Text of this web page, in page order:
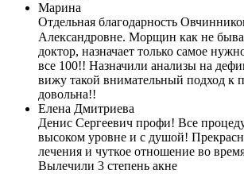
Марина
Отдельная благодарность
Александровне. Морщин как не
доктор, назначает только самое
все 100!! Назначили анализы на
вижу такой внимательный подход к
довольна!!
Елена Дмитриева
Денис Сергеевич профи! Все
высоком уровне и с душой!
лечения и чуткое отношение во
Вылечили 3 степень акне